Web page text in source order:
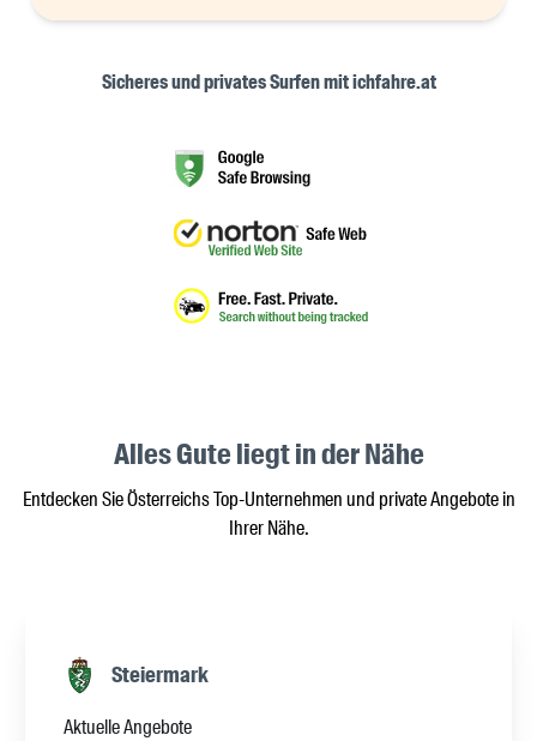
Sicheres und privates Surfen mit ichfahre.at
Alles Gute liegt in der Nähe
Entdecken Sie Österreichs Top-Unternehmen und private Angebote in
Ihrer Nähe.
Steiermark
Aktuelle Angebote